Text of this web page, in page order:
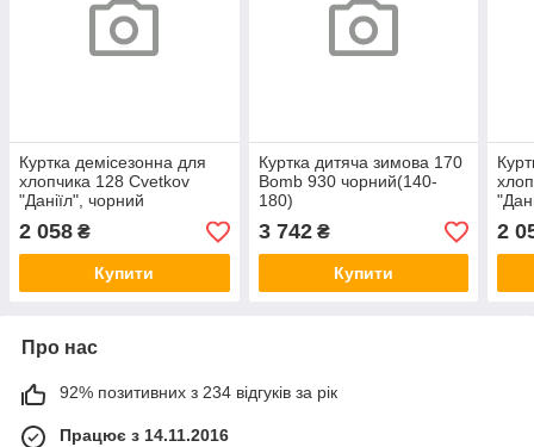
Куртка демісезонна для
хлопчика 128 Cvetkov
"Даніїл", чорний
2 058 ₴
Купити
Куртка дитяча зимова 170
Bomb 930 чорний(140-
180)
3 742₴
Купити
2
Про нас
92% позитивних з 234 відгуків за рік
Працює з 14.11.2016